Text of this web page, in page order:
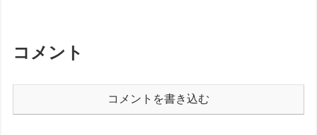
コメント
コメントを書き込む